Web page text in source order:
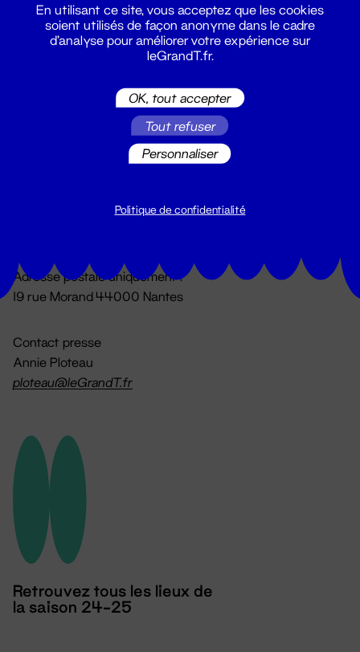
Du lundi au vendredi 14h → 18h
Adresse postale uniquement :
19 rue Morand 44000 Nantes
Contact presse
Annie Ploteau
ploteau@leGrandT.fr
Retrouvez tous les lieux de
la saison 24-25
En utilisant ce site, vous acceptez que les cookies
soient utilisés de façon anonyme dans le cadre
d'analyse pour améliorer votre expérience sur
leGrandT.fr.
OK, tout accepter
Tout refuser
Personnaliser
Politique de confidentialité